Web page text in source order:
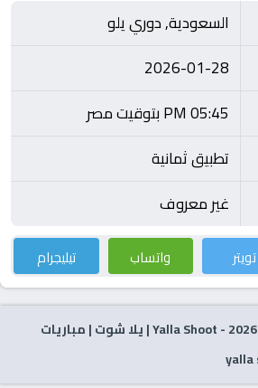
السعودية, دوري يلو
2026-01-28
05:45 PM بتوقيت مصر
تطبيق ثمانية
غير معروف
تويتر واتساب تيليجرام
2026
- Yalla Shoot | يلا شوت | مباريات